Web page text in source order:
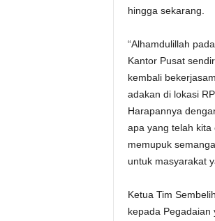
hingga sekarang.
“Alhamdulillah
Kantor Pusat
kembali
adakan di lokasi
Harapannya
apa yang telah
memupuk
untuk masyarakat
Ketua Tim
kepada Pegadaian